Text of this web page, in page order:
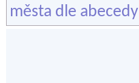
města dle abecedy